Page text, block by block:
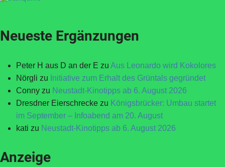
Neueste Ergänzungen
Peter H aus D an der E zu Aus Leonardo wird Kokolores
Nörgli zu Initiative zum Erhalt des Grüntals gegründet
Conny zu Neustadt-Kinotipps ab 6. August 2026
Dresdner Eierschrecke zu Königsbrücker: Umbau startet
im September – Infoabend am 20. August
kati zu Neustadt-Kinotipps ab 6. August 2026
Anzeige